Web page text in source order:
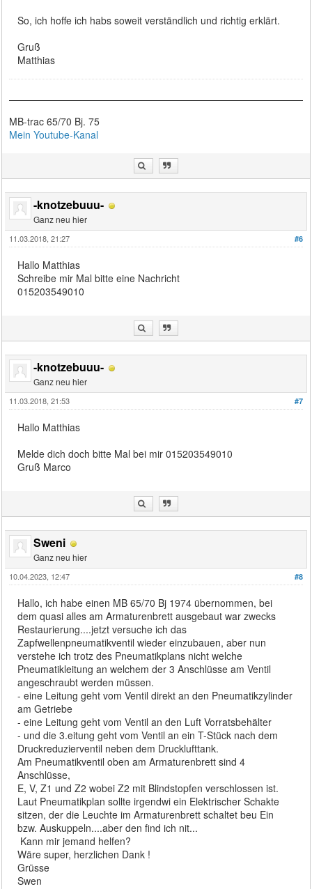
So, ich hoffe ich habs soweit verständlich und richtig erklärt.
Gruß
Matthias
MB-trac 65/70 Bj. 75
Mein Youtube-Kanal
-knotzebuuu-
Ganz neu hier
#6
11.03.2018, 21:27
Hallo Matthias
Schreibe mir Mal bitte eine Nachricht
015203549010
-knotzebuuu-
Ganz neu hier
#7
11.03.2018, 21:53
Hallo Matthias
Melde dich doch bitte Mal bei mir 015203549010
Gruß Marco
Sweni
Ganz neu hier
#8
10.04.2023, 12:47
Hallo, ich habe einen MB 65/70 Bj 1974 übernommen, bei
dem quasi alles am Armaturenbrett ausgebaut war zwecks
Restaurierung....jetzt versuche ich das
Zapfwellenpneumatikventil wieder einzubauen, aber nun
verstehe ich trotz des Pneumatikplans nicht welche
Pneumatikleitung an welchem der 3 Anschlüsse am Ventil
angeschraubt werden müssen.
- eine Leitung geht vom Ventil direkt an den Pneumatikzylinder
am Getriebe
- eine Leitung geht vom Ventil an den Luft Vorratsbehälter
- und die 3.eitung geht vom Ventil an ein T-Stück nach dem
Druckreduzierventil neben dem Drucklufttank.
Am Pneumatikventil oben am Armaturenbrett sind 4
Anschlüsse,
E, V, Z1 und Z2 wobei Z2 mit Blindstopfen verschlossen ist.
Laut Pneumatikplan sollte irgendwi ein Elektrischer Schakte
sitzen, der die Leuchte im Armaturenbrett schaltet beu Ein
bzw. Auskuppeln....aber den find ich nit...
Kann mir jemand helfen?
Wäre super, herzlichen Dank !
Grüsse
Swen